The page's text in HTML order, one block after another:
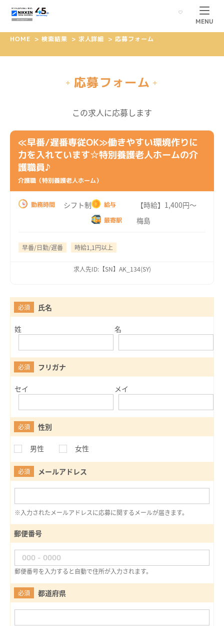
MENU
HOME > 検索結果 > 求人詳細 > 応募フォーム
+ 応募フォーム +
この求人に応募します
≪早番/遅番専従OK≫働きやすい環境作りに
力を入れています☆特別養護老人ホームの介
護職員♪
介護職（特別養護老人ホーム）
勤務時間 シフト制 給与 【時給】1,400円～
最寄駅 梅島
早番/日勤/遅番 時給1,1円以上
求人先ID:【SN】AK_134(SY)
必須 氏名
姓 名
必須 フリガナ
セイ メイ
必須 性別
男性 女性
必須 メールアドレス
※入力されたメールアドレスに応募に関するメールが届きます。
郵便番号
郵便番号を入力すると自動で住所が入力されます。
必須 都道府県